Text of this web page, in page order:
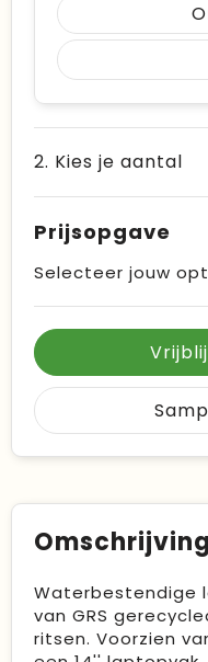
2. Kies je aantal
Prijsopgave
Selecteer jouw
Omschrijving
Waterbestendige
van GRS
ritsen. Voorzien